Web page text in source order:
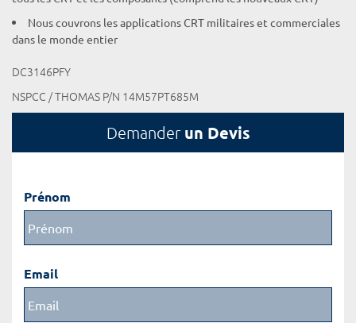
Nous couvrons les applications CRT militaires et commerciales
dans le monde entier
DC3146PFY
NSPCC / THOMAS P/N 14M57PT685M
Demander un Devis
Prénom
Email